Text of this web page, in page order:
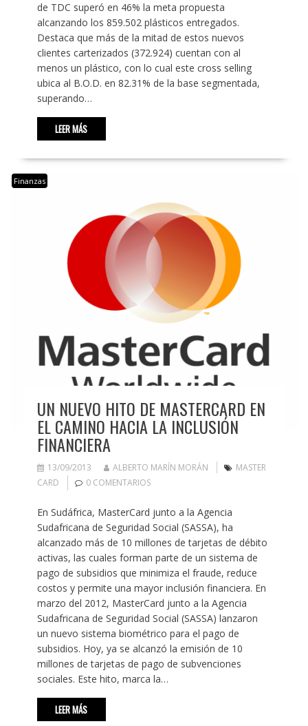
de TDC superó en 46% la meta propuesta
alcanzando los 859.502 plásticos entregados.
Destaca que más de la mitad de estos nuevos
clientes carterizados (372.924) cuentan con al
menos un plástico, con lo cual este cross selling
ubica al B.O.D. en 82.31% de la base segmentada,
superando…
LEER MÁS
Finanzas
UN NUEVO HITO DE MASTERCARD EN
EL CAMINO HACIA LA INCLUSIÓN
FINANCIERA
13/09/2013 ALBERTO MARÍN MORÁN
MASTER
CARD
0 COMENTARIOS
En Sudáfrica, MasterCard junto a la Agencia
Sudafricana de Seguridad Social (SASSA), ha
alcanzado más de 10 millones de tarjetas de débito
activas, las cuales forman parte de un sistema de
pago de subsidios que minimiza el fraude, reduce
costos y permite una mayor inclusión financiera. En
marzo del 2012, MasterCard junto a la Agencia
Sudafricana de Seguridad Social (SASSA) lanzaron
un nuevo sistema biométrico para el pago de
subsidios. Hoy, ya se alcanzó la emisión de 10
millones de tarjetas de pago de subvenciones
sociales. Este hito, marca la…
LEER MÁS